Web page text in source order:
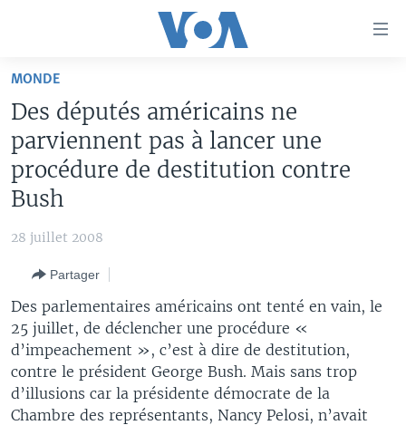
Retour
la
navigation
principale
AFRIQUE
ÉTATS-UNIS
MONDE
LE MONDE AUJOURD'HUI
VOA60 AFRIQUE
REPORTAGES
VOUS + NOUS
CARNET DE SANTÉ
LE MONDE AUJOURD'HUI
L'AMÉRIQUE ET VOUS
DIALOGUE DES RELIGIONS
RM SHOW
AUTRES LANGUES
SANGO
Apprenez L'anglais
Langues
MONDE
Des députés américains ne
parviennent pas à lancer une
procédure de destitution contre
Bush
28 juillet 2008
Partager
Des parlementaires américains ont tenté en vain, le
25 juillet, de déclencher une procédure «
d’impeachement », c’est à dire de destitution,
contre le président George Bush. Mais sans trop
d’illusions car la présidente démocrate de la
Chambre des représentants, Nancy Pelosi, n’avait